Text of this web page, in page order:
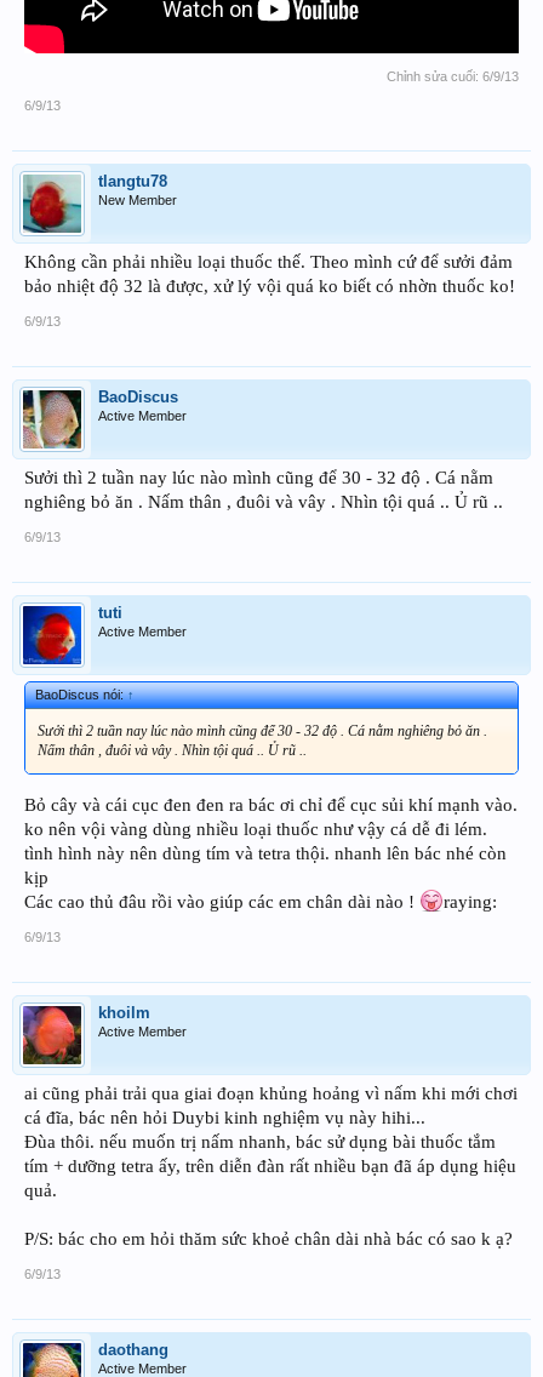
Chỉnh sửa cuối: 6/9/13
6/9/13
tlangtu78
New Member
Không cần phải nhiều loại thuốc thế. Theo mình cứ để sưởi đảm
bảo nhiệt độ 32 là được, xử lý vội quá ko biết có nhờn thuốc ko!
6/9/13
BaoDiscus
Active Member
Sưởi thì 2 tuần nay lúc nào mình cũng để 30 - 32 độ . Cá nằm
nghiêng bỏ ăn . Nấm thân , đuôi và vây . Nhìn tội quá .. Ủ rũ ..
6/9/13
tuti
Active Member
BaoDiscus nói:↑
Sưởi thì 2 tuần nay lúc nào mình cũng để 30 - 32 độ . Cá nằm nghiêng bỏ ăn .
Nấm thân , đuôi và vây . Nhìn tội quá .. Ủ rũ ..
Bỏ cây và cái cục đen đen ra bác ơi chỉ để cục sủi khí mạnh vào.
ko nên vội vàng dùng nhiều loại thuốc như vậy cá dễ đi lém.
tình hình này nên dùng tím và tetra thội. nhanh lên bác nhé còn
kịp
Các cao thủ đâu rồi vào giúp các em chân dài nào !
raying:
6/9/13
khoilm
Active Member
ai cũng phải trải qua giai đoạn khủng hoảng vì nấm khi mới chơi
cá đĩa, bác nên hỏi Duybi kinh nghiệm vụ này hihi...
Đùa thôi. nếu muốn trị nấm nhanh, bác sử dụng bài thuốc tắm
tím + dưỡng tetra ấy, trên diễn đàn rất nhiều bạn đã áp dụng hiệu
quả.
P/S: bác cho em hỏi thăm sức khoẻ chân dài nhà bác có sao k ạ?
6/9/13
daothang
Active Member